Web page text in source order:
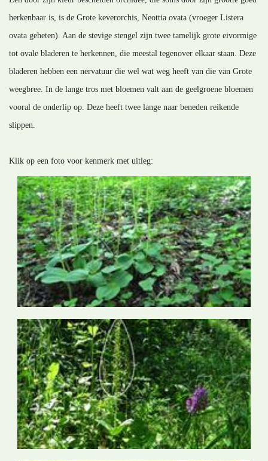
herkenbaar is, is de Grote keverorchis, Neottia ovata (vroeger Listera
ovata geheten). Aan de stevige stengel zijn twee tamelijk grote eivormige
tot ovale bladeren te herkennen, die meestal tegenover elkaar staan. Deze
bladeren hebben een nervatuur die wel wat weg heeft van die van Grote
weegbree. In de lange tros met bloemen valt aan de geelgroene bloemen
vooral de onderlip op. Deze heeft twee lange naar beneden reikende
slippen.
Klik op een foto voor kenmerk met uitleg: